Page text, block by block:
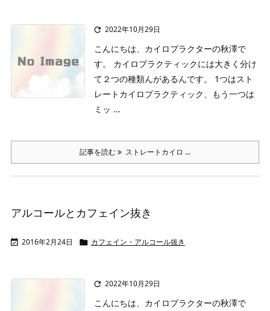
 2022年10月29日
こんにちは、カイロプラクターの秋澤で
す。
カイロプラクティックには大きく分け
て２つの種類んがあるんです。
1つはスト
レートカイロプラクティック、もう一つは
ミッ ...
記事を読む ストレートカイロ ...
アルコールとカフェイン抜き
 2016年2月24日  カフェイン・アルコール抜き
 2022年10月29日
こんにちは、カイロプラクターの秋澤で